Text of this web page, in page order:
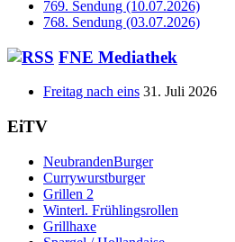
769. Sendung (10.07.2026)
768. Sendung (03.07.2026)
FNE Mediathek
Freitag nach eins 31. Juli 2026
EiTV
NeubrandenBurger
Currywurstburger
Grillen 2
Winterl. Frühlingsrollen
Grillhaxe